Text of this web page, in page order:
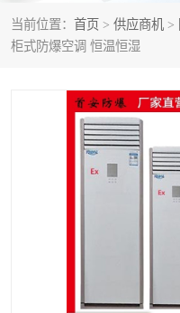
当前位置： 首页 > 供应商机 >
柜式防爆空调 恒温恒湿
防爆操作柱